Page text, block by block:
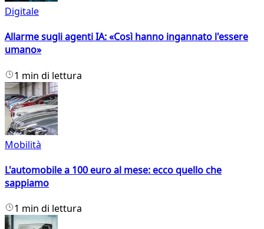
Digitale
Allarme sugli agenti IA: «Così hanno ingannato l'essere
umano»
1 min di lettura
Mobilità
L'automobile a 100 euro al mese: ecco quello che
sappiamo
1 min di lettura